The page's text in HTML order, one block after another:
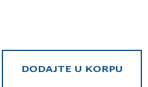
DODAJTE U KORPU